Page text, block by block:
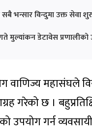
भन्सार विन्दुमा उक्त सेवा
मुल्यांकन डेटावेस
वाणिज्य महासंघले
गरेको छ ।
उपयोग गर्न